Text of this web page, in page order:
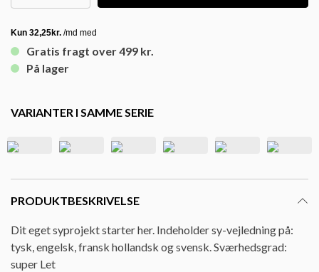
Gratis fragt over 499 kr.
På lager
VARIANTER I SAMME SERIE
PRODUKTBESKRIVELSE
Dit eget syprojekt starter her. Indeholder sy-vejledning på:
tysk, engelsk, fransk hollandsk og svensk. Sværhedsgrad:
super Let